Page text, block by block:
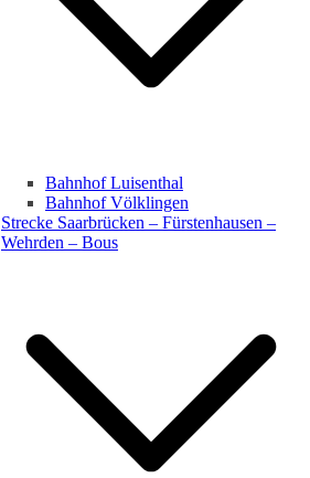
Bahnhof Luisenthal
Bahnhof Völklingen
Strecke Saarbrücken – Fürstenhausen –
Wehrden – Bous